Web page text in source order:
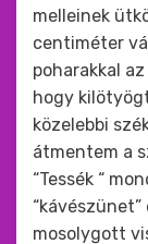
melleinek
centiméter
poharakkal
hogy
közelebbi
átmentem a
“Tessék “
“kávészünet”
mosolygott